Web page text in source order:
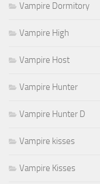
Vampire Dormitory
Vampire High
Vampire Host
Vampire Hunter
Vampire Hunter D
Vampire kisses
Vampire Kisses